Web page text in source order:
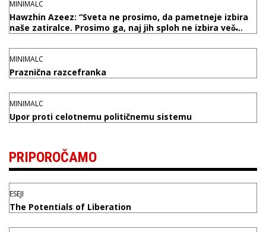
MINIMALC
Hawzhin Azeez: “Sveta ne prosimo, da pametneje izbira
naše zatiralce. Prosimo ga, naj jih sploh ne izbira več̶…
MINIMALC
Praznična razcefranka
MINIMALC
Upor proti celotnemu političnemu sistemu
PRIPOROČAMO
ESEJI
The Potentials of Liberation